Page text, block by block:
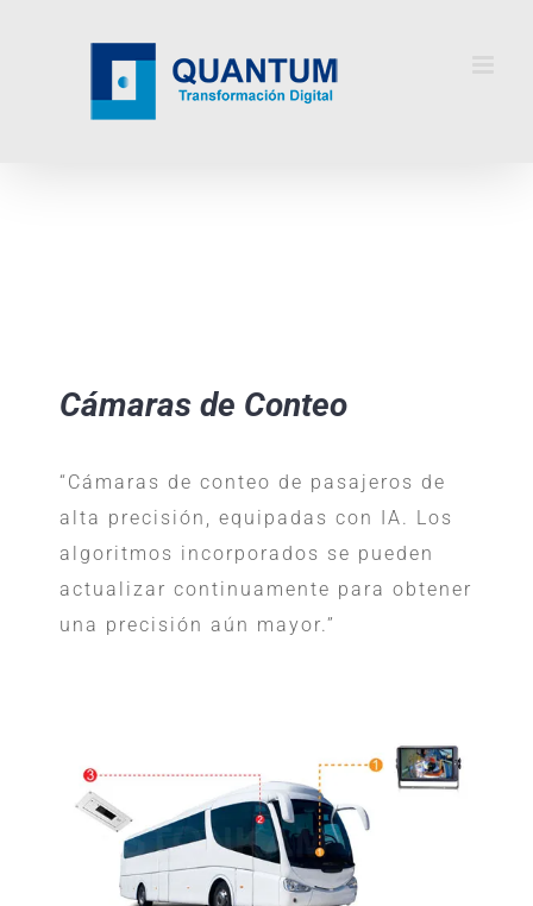
Cámaras de Conteo
“Cámaras de conteo de pasajeros de
alta precisión, equipadas con IA. Los
algoritmos incorporados se pueden
actualizar continuamente para obtener
una precisión aún mayor.”